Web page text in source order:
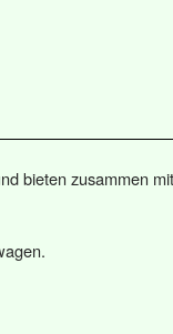
bieten zusammen mit